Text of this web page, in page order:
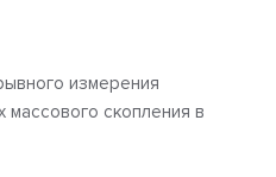
измерения
скопления в